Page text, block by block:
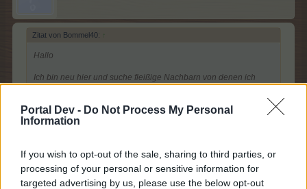
Portal Dev - Do Not Process My Personal
Information
If you wish to opt-out of the sale, sharing to third parties, or
processing of your personal or sensitive information for
targeted advertising by us, please use the below opt-out
Zitat von Bommel40: ↑
Hallo
Ich bin neu hier und suche fleißige Nachbarn von denen ich
auch ein Geschenk freu mich auf eine fleißige zusammen Arbeit
Liebe Grüße Euer
ich bin Lv 235 und täglich on-freue mich auf deine
Nachbarschaft